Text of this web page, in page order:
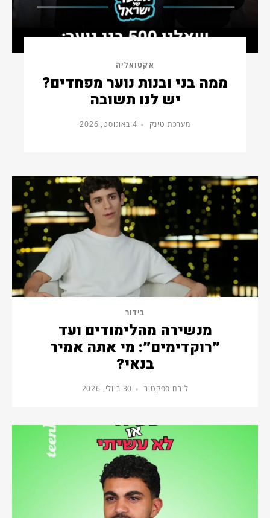
אקטואליה
ממה בני ובנות נוער מפחדים?
יש לנו תשובה
מערכת טינק 4 באוגוסט, 2026
בידור
מנשירה מהלימודים ועד
״רוקדימים״: מי אתה אמיר
בנאי?
לירם ספקטור 30 ביולי, 2026